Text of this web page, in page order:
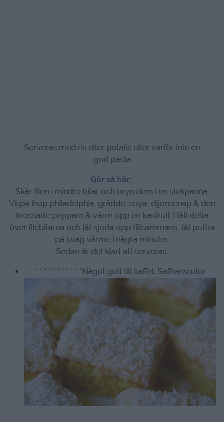
Serveras med ris eller potatis eller varför inte en
god pasta
Gör så här:
Skär filen i mindre bitar och bryn dem i en stekpanna.
Vispa ihop philadelphia, grädde, soya, dijonsenap & den
krossade pepparn & värm upp en kastrull. Häll detta
över filebitarna och låt sjuda upp tillsammans, låt puttra
på svag värme i några minuter.
Sedan är det klart att serveras.
* * * * * * * * * * *Något gott till kaffet: Saffransrutor